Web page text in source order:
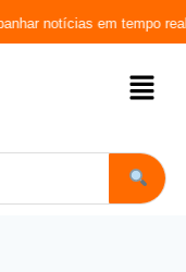
notícias em tempo real